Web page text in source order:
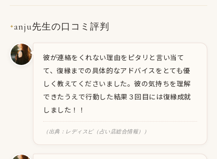
✦anju先生の口コミ評判
彼が連絡をくれない理由をピタリと言い当て
て、復縁までの具体的なアドバイスをとても優
しく教えてくださいました。彼の気持ちを理解
できたうえで行動した結果３回目には復縁成就
しました！！
（出典：レディスピ（占い店総合情報））